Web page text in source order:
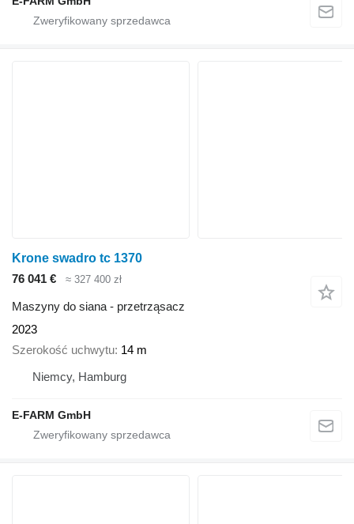
Krone swadro tc 1370
76 041 €
≈ 327 400 zł
Maszyny do siana - przetrząsacz
2023
Szerokość uchwytu 14 m
Niemcy, Hamburg
E-FARM GmbH